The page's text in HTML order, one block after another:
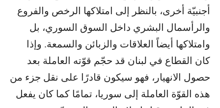
أجنبيّة أخرى، بالنظر إلى امتلاكها الرخص والفروع
والرأسمال البشري داخل السوق السوري، بل
وامتلاكها أيضاً العلاقات والزبائن والسمعة. وإذا
كان القطاع في لبنان قد حجّم قوّته العاملة بعد
حصول الانهيار، فهو سيكون قادرًا على نقل جزء من
هذه القوّة العاملة إلى سوريا، تمامًا كما كان يفعل